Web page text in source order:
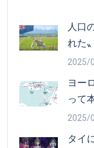
人口
れた
2025/
ヨー
って
2025/
タイ